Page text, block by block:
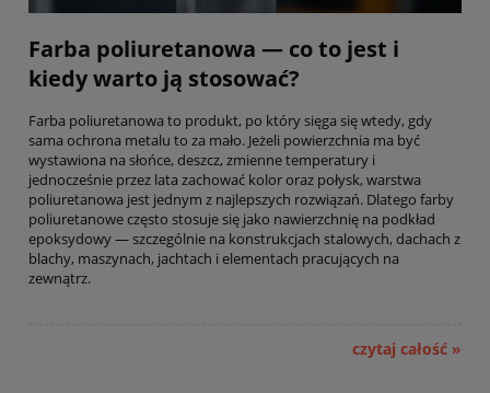
Farba poliuretanowa — co to jest i
kiedy warto ją stosować?
Farba poliuretanowa to produkt, po który sięga się wtedy, gdy
sama ochrona metalu to za mało. Jeżeli powierzchnia ma być
wystawiona na słońce, deszcz, zmienne temperatury i
jednocześnie przez lata zachować kolor oraz połysk, warstwa
poliuretanowa jest jednym z najlepszych rozwiązań. Dlatego farby
poliuretanowe często stosuje się jako nawierzchnię na podkład
epoksydowy — szczególnie na konstrukcjach stalowych, dachach z
blachy, maszynach, jachtach i elementach pracujących na
zewnątrz.
czytaj całość »